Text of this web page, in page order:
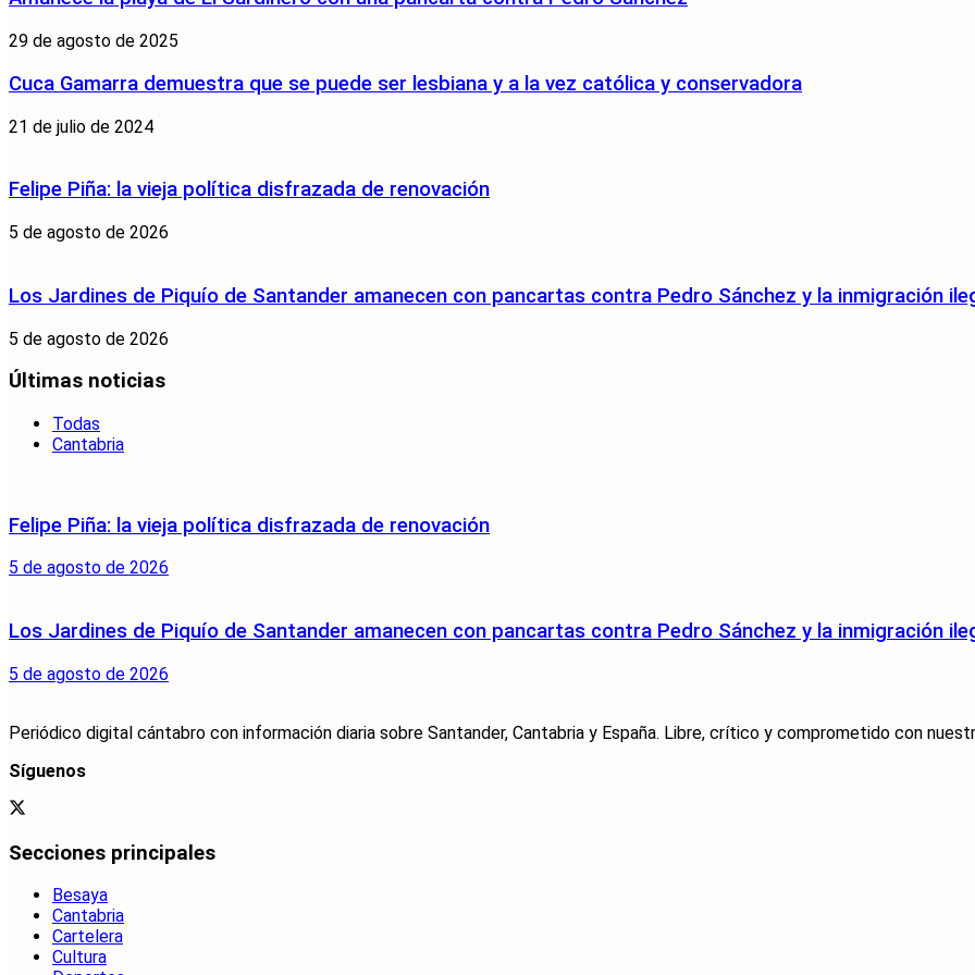
29 de agosto de 2025
Cuca Gamarra demuestra que se puede ser lesbiana y a la vez católica y conservadora
21 de julio de 2024
Felipe Piña: la vieja política disfrazada de renovación
5 de agosto de 2026
Los Jardines de Piquío de Santander amanecen con pancartas contra Pedro Sánchez y la inmigración
5 de agosto de 2026
Últimas noticias
Todas
Cantabria
Felipe Piña: la vieja política disfrazada de renovación
5 de agosto de 2026
Los Jardines de Piquío de Santander amanecen con pancartas contra Pedro Sánchez y la inmigración
5 de agosto de 2026
Periódico digital cántabro con información diaria sobre Santander, Cantabria y España. Libre, crítico y comprometido con
Síguenos
Secciones principales
Besaya
Cantabria
Cartelera
Cultura